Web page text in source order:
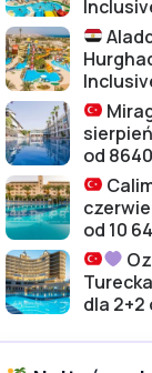
od
od 10
dla 2+2